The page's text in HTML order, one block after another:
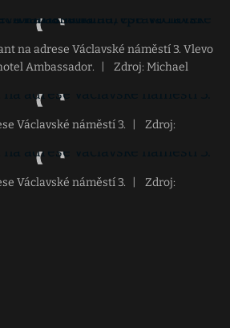
na adrese Václavské náměstí 3. Vlevo
Ambassador.
Zdroj: Michael
Václavské náměstí 3.
Zdroj:
Václavské náměstí 3.
Zdroj: